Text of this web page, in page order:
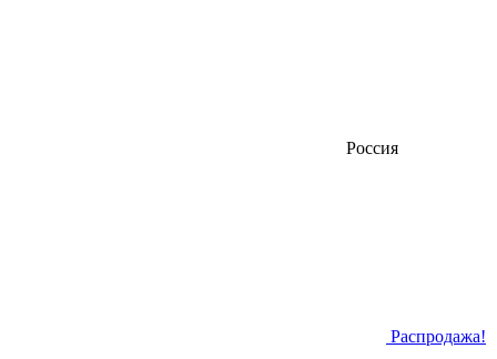
Россия
Распродажа!